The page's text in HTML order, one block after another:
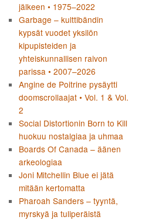
jälkeen • 1975–2022
Garbage – kulttibändin
kypsät vuodet yksilön
kipupisteiden ja
yhteiskunnallisen raivon
parissa • 2007–2026
Angine de Poitrine pysäytti
doomscrollaajat • Vol. 1 & Vol.
2
Social Distortionin Born to Kill
huokuu nostalgiaa ja uhmaa
Boards Of Canada – äänen
arkeologiaa
Joni Mitchellin Blue ei jätä
mitään kertomatta
Pharoah Sanders – tyyntä,
myrskyä ja tuliperäistä